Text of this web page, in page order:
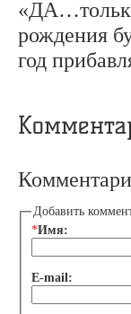
рождения
год
Добавить
*Имя:
E-mail: